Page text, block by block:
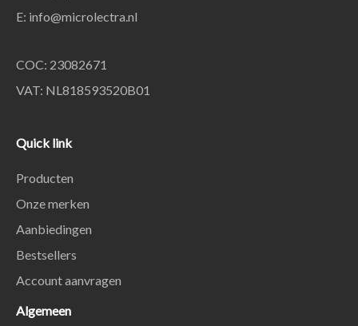
E: info@microlectra.nl
COC: 23082671
VAT: NL818593520B01
Quick link
Producten
Onze merken
Aanbiedingen
Bestsellers
Account aanvragen
Algemeen